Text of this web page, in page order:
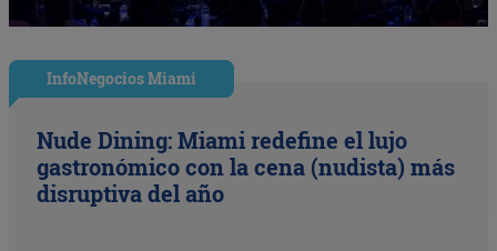
InfoNegocios Miami
Nude Dining: Miami redefine el lujo
gastronómico con la cena (nudista) más
disruptiva del año